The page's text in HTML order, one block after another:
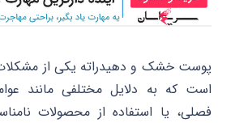
پوست خشک و دهیدراته یکی از مشکلات
است که به دلایل مختلفی مانند
فصلی، یا استفاده از محصولات